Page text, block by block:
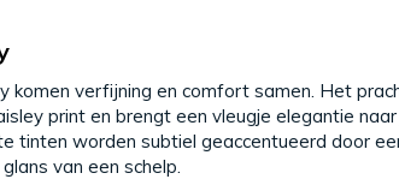
komen verfijning en comfort samen. Het
print en brengt een vleugje elegantie naar
tinten worden subtiel geaccentueerd door
van een schelp.